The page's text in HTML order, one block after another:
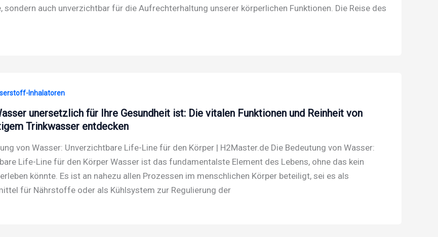
sondern auch unverzichtbar für die Aufrechterhaltung unserer körperlichen Funktionen. Die Reise des
Inhalatoren
unersetzlich für Ihre Gesundheit ist: Die vitalen Funktionen und Reinheit von
Trinkwasser entdecken
von Wasser: Unverzichtbare Life-Line für den Körper | H2Master.de Die Bedeutung von Wasser:
Life-Line für den Körper Wasser ist das fundamentalste Element des Lebens, ohne das kein
könnte. Es ist an nahezu allen Prozessen im menschlichen Körper beteiligt, sei es als
für Nährstoffe oder als Kühlsystem zur Regulierung der